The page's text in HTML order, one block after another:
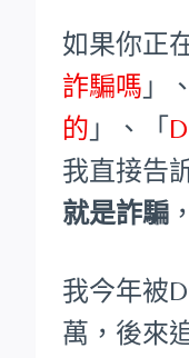
如果你正
詐騙嗎 」
的 」、「
我直接告
就是詐騙
我今年被
萬，後來